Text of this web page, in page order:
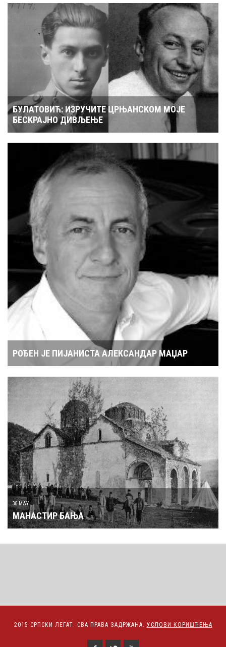
БУЛАТОВИЋ: ИЗРУЧИТЕ ЦРЊАНСКОМ МОЈЕ
БЕСКРАЈНО ДИВЉЕЊЕ
РОЂЕН ЈЕ ПИЈАНИСТА АЛЕКСАНДАР МАЏАР
30 MAY
МАНАСТИР БАЊА
2015 СРПСКИ ЛЕГАТ. СВА ПРАВА ЗАДРЖАНА. УСЛОВИ КОРИШЋЕЊА